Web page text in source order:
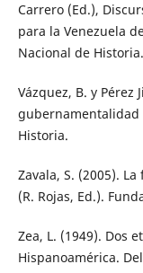
Carrero (Ed.),
para la Venezuela
Nacional de Historia.
Vázquez, B. y Pérez
gubernamentalidad
Historia.
Zavala, S. (2005).
(R. Rojas, Ed.).
Zea, L. (1949). Dos
Hispanoamérica.